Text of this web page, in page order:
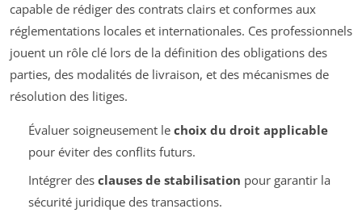
capable de rédiger des contrats clairs et conformes aux
réglementations locales et internationales. Ces professionnels
jouent un rôle clé lors de la définition des obligations des
parties, des modalités de livraison, et des mécanismes de
résolution des litiges.
Évaluer soigneusement le choix du droit applicable
pour éviter des conflits futurs.
Intégrer des clauses de stabilisation pour garantir la
sécurité juridique des transactions.